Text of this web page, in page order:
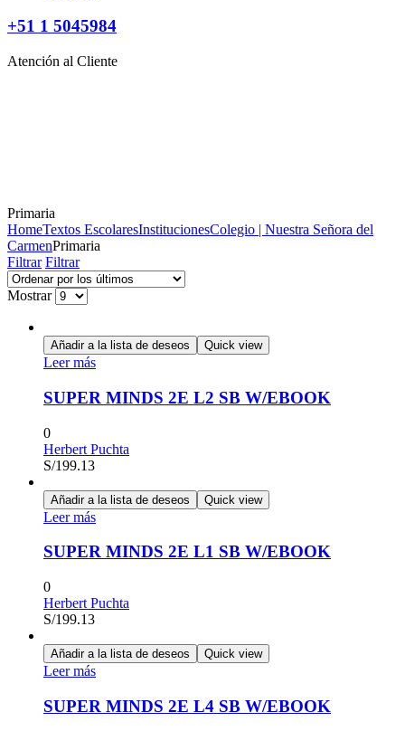
+51 1 5045984
Atención al Cliente
Primaria
HomeTextos EscolaresInstitucionesColegio | Nuestra Señora del
CarmenPrimaria
Filtrar Filtrar
Mostrar
Añadir a la lista de deseos Quick view
Leer más
SUPER MINDS 2E L2 SB W/EBOOK
0
Herbert Puchta
S/199.13
Añadir a la lista de deseos Quick view
Leer más
SUPER MINDS 2E L1 SB W/EBOOK
0
Herbert Puchta
S/199.13
Añadir a la lista de deseos Quick view
Leer más
SUPER MINDS 2E L4 SB W/EBOOK